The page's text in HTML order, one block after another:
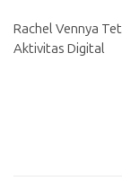
Rachel Vennya
Aktivitas Digital